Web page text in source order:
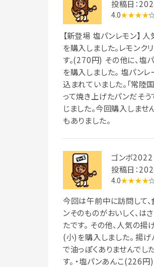
投稿日：
4.0★★★★
【新登場 塩パンレモン】
を購入しました。レモンク
す。(270円) その他に、
を購入しました。 塩パンレ
込まれていました。「常陸
って焼き上げたパンだそう
じました。今回購入しませ
もありました。
ゴンボ2022
投稿日：
4.0★★★★
今回は午前中に訪問して
ンそのものがおいしく、は
たです。 その他、人気の
(小)を購入しました。 揚
で油っぽくありませんでし
す。 ・塩パンあんこ(226